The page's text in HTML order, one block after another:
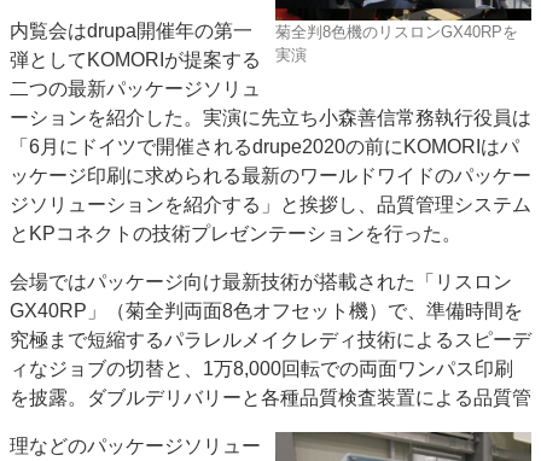
特集・デジタル印刷 アイデアで勝負！ ～多様なビジネス・多彩な商材～
JAPAN PACK 2023 特集
中古印刷機・製本機特集
特集・デジタル印刷 ～ 新成長軌道を描く
案内
発刊案内
JFPI印刷用語集 印刷機材年鑑
運営
会社案内
購読・購入申し込み
サイトポリシー
お問い合わせ
菊全判8色機のリスロンGX40RPを
実演
内覧会はdrupa開催年の第一
弾としてKOMORIが提案する
二つの最新パッケージソリュ
ーションを紹介した。実演に先立ち小森善信常務執行役員は
「6月にドイツで開催されるdrupe2020の前にKOMORIはパ
ッケージ印刷に求められる最新のワールドワイドのパッケー
ジソリューションを紹介する」と挨拶し、品質管理システム
とKPコネクトの技術プレゼンテーションを行った。
会場ではパッケージ向け最新技術が搭載された「リスロン
GX40RP」（菊全判両面8色オフセット機）で、準備時間を
究極まで短縮するパラレルメイクレディ技術によるスピーデ
ィなジョブの切替と、1万8,000回転での両面ワンパス印刷
を披露。ダブルデリバリーと各種品質検査装置による品質管
理などのパッケージソリュー